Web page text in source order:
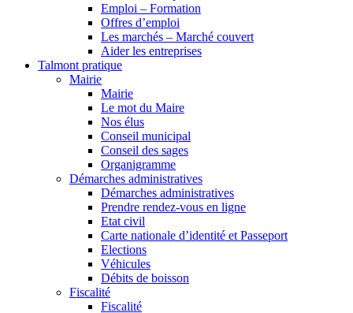
Emploi – Formation
Offres d’emploi
Les marchés – Marché couvert
Aider les entreprises
Talmont pratique
Mairie
Mairie
Le mot du Maire
Nos élus
Conseil municipal
Conseil des sages
Organigramme
Démarches administratives
Démarches administratives
Prendre rendez-vous en ligne
Etat civil
Carte nationale d’identité et Passeport
Elections
Véhicules
Débits de boisson
Fiscalité
Fiscalité